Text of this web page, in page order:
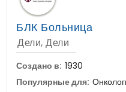
БЛК Больница
Дели, Дели
Создано в: 1930
Популярные для: